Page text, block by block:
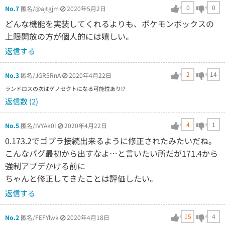
No.7 匿名/@ajtgjm 2020年5月2日 0 0
どんな機能を実装してくれるよりも、ポケモンボックスの
上限開放の方が個人的には嬉しい。
返信する
No.3 匿名/JGR5RnA 2020年4月22日 2 14
ランドロスの次はゲノセクトになる可能性あり⁉️
返信数 (2)
No.5 匿名/IVYAk0I 2020年4月22日 4 1
0.173.2でゴプラ接続出来るように修正されたみたいだね。
こんなバグ最初から出すなよ…と言いたい所だが171.4から
強制アプデかける前に
ちゃんと修正してきたことは評価したい。
返信する
No.2 匿名/FEFYlwk 2020年4月18日 15 4